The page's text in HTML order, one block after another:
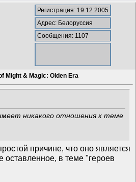
Регистрация: 19.12.2005
Адрес: Белоруссия
Сообщения: 1107
Might & Magic: Olden Era
никакого отношения к теме
причине, что оно является
оставленное, в теме "героев